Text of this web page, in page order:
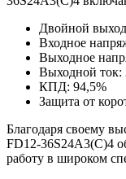
Двойной выход
Входное
Выходное
Выходной ток:
КПД: 94,5%
Защита от
Благодаря своему
FD12-36S24A3(C)4
работу в широком